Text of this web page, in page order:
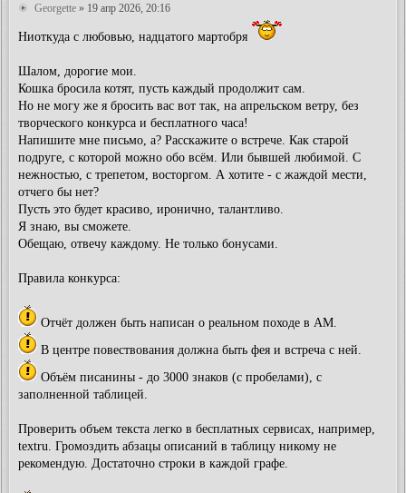
Georgette » 19 апр 2026, 20:16
Ниоткуда с любовью, надцатого мартобря
Шалом, дорогие мои.
Кошка бросила котят, пусть каждый продолжит сам.
Но не могу же я бросить вас вот так, на апрельском ветру, без
творческого конкурса и бесплатного часа!
Напишите мне письмо, а? Расскажите о встрече. Как старой
подруге, с которой можно обо всём. Или бывшей любимой. С
нежностью, с трепетом, восторгом. А хотите - с жаждой мести,
отчего бы нет?
Пусть это будет красиво, иронично, талантливо.
Я знаю, вы сможете.
Обещаю, отвечу каждому. Не только бонусами.
Правила конкурса:
Отчёт должен быть написан о реальном походе в АМ.
В центре повествования должна быть фея и встреча с ней.
Объём писанины - до 3000 знаков (с пробелами), с
заполненной таблицей.
Проверить объем текста легко в бесплатных сервисах, например,
textru. Громоздить абзацы описаний в таблицу никому не
рекомендую. Достаточно строки в каждой графе.